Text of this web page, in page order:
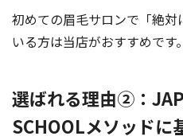
初めての眉毛サロンで「絶
いる方は当店がおすすめです。
選ばれる理由②：
SCHOOLメソッドに